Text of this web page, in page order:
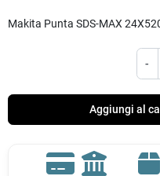
Makita Punta SDS-MAX
-
Aggiungi al